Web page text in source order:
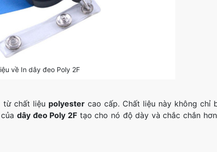
về In dây đeo Poly 2F
từ chất liệu polyestercao cấp. Chất liệu này không chỉ
củadây đeo Poly 2F tạo cho nó độ dày và chắc chắn